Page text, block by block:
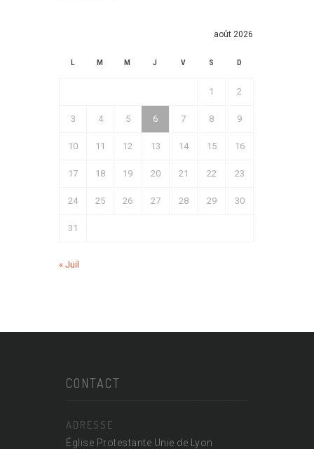
août 2026
L M M J V S D
1 2
3 4 5 6 7 8 9
10 11 12 13 14 15 16
17 18 19 20 21 22 23
24 25 26 27 28 29 30
31
« Juil
CONTACT
ADRESSE
Église Protestante Unie de Lyon